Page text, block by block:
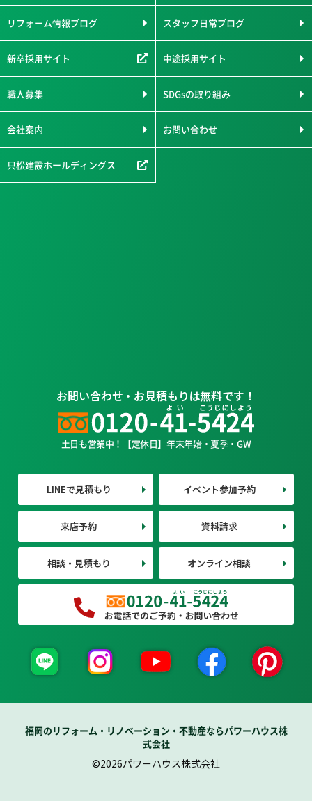
リフォーム情報ブログ スタッフ日常ブログ
新卒採用サイト 中途採用サイト
職人募集 SDGsの取り組み
会社案内 お問い合わせ
只松建設ホールディングス
お問い合わせ・お見積もりは無料です！
土日も営業中！【定休日】年末年始・夏季・GW
LINEで見積もり イベント参加予約
来店予約 資料請求
相談・見積もり オンライン相談
福岡のリフォーム・リノベーション・不動産ならパワーハウス株
式会社
©2026パワーハウス株式会社